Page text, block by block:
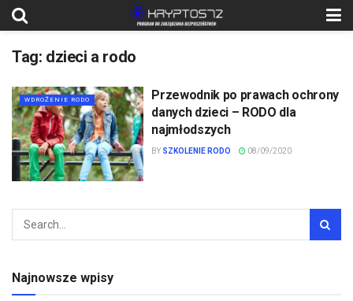
Tag: dzieci a rodo
WDROŻENIE RODO
Przewodnik po prawach ochrony
danych dzieci – RODO dla
najmłodszych
BY SZKOLENIE RODO 08/09/2020
Najnowsze wpisy